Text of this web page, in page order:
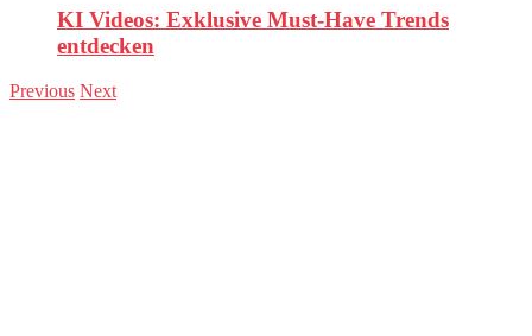
KI Videos: Exklusive Must-Have Trends
entdecken
Previous Next